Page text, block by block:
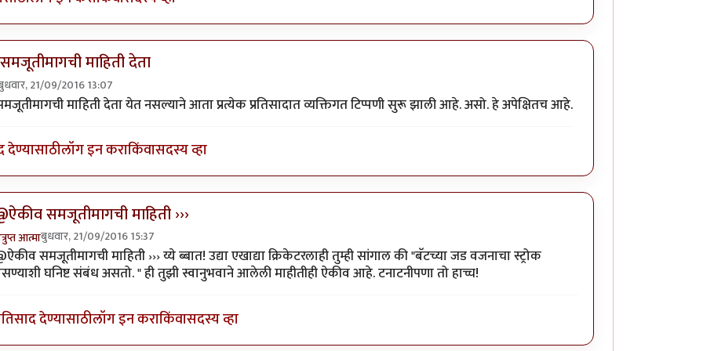
माहिती देता
21/09/2016 13:07
to@आत्मबंधवाल्यानी `कोहळाbyअत्रुप्त आत्मा
माहिती देता येत नसल्याने आता प्रत्येक प्रतिसादात व्यक्तिगत टिप्पणी सुरू झाली आहे. असो. हे अपेक्षितच आहे.
देण्यासाठीलॉग इन कराकिंवासदस्य व्हा
समजूतीमागची माहिती ›››
आत्माबुधवार, 21/09/2016 15:37
reply toऐकीव समजूतीमागची माहिती देताbyश्रीगुरुजी
समजूतीमागची माहिती ››› य्ये ब्बात! उद्या एखाद्या क्रिकेटरलाही तुम्ही सांगाल की "बॅटच्या जड वजनाचा स्ट्रोक
घनिष्ट संबंध असतो. " ही तुझी स्वानुभवाने आलेली माहीतीही ऐकीव आहे. टनाटनीपणा तो हाच्च!
देण्यासाठीलॉग इन कराकिंवासदस्य व्हा